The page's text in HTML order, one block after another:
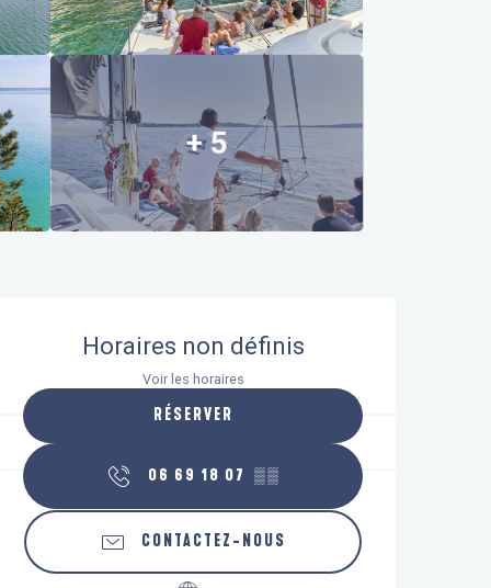
+ 5
Ouverture et coordonnées
Horaires non définis
Voir les horaires
RÉSERVER
06 69 18 07 ▒▒
CONTACTEZ-NOUS